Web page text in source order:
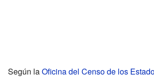
Según laOficina del Censo de los